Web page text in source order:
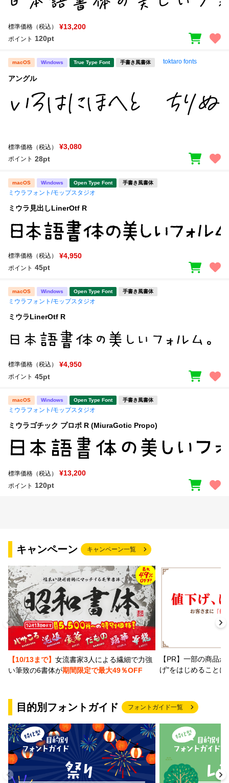
標準価格（税込） ¥13,200
ポイント 120pt
macOS Windows True Type Font 手書き風書体 toktaro fonts
アングル
標準価格（税込） ¥3,080
ポイント 28pt
macOS Windows Open Type Font 手書き風書体
ミウラフォント/モップスタジオ
ミウラ見出しLinerOtf R
標準価格（税込） ¥4,950
ポイント 45pt
macOS Windows Open Type Font 手書き風書体
ミウラフォント/モップスタジオ
ミウラLinerOtf R
標準価格（税込） ¥4,950
ポイント 45pt
macOS Windows Open Type Font 手書き風書体
ミウラフォント/モップスタジオ
ミウラゴチック プロポ R (MiuraGotic Propo)
標準価格（税込） ¥13,200
ポイント 120pt
キャンペーン キャンペーン一覧
【10/13まで】 女流書家3人による繊細で力強
い筆致の6書体が期間限定で最大49％OFF
【PR】一部の商品
げ"をはじめること
目的別フォントガイド フォントガイド一覧